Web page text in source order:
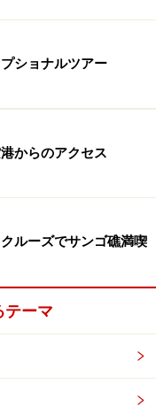
国サーファーズパラ
ーが集まるサーフ
ーズパラダイス」
す。サーファーズ
やレストラン、カ
にショッピングに
たち
でビーチ沿いには建
きます。夏になると
の姿もあちらこちら
ショナルツアー
からのアクセス
ルーズでサンゴ礁満喫
テーマ